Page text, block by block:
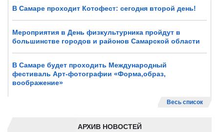
В Самаре проходит Котофест: сегодня второй день!
Мероприятия в День физкультурника пройдут в
большинстве городов и районов Самарской области
В Самаре будет проходить Международный
фестиваль Арт-фотографии «Форма,образ,
воображение»
Весь список
АРХИВ НОВОСТЕЙ